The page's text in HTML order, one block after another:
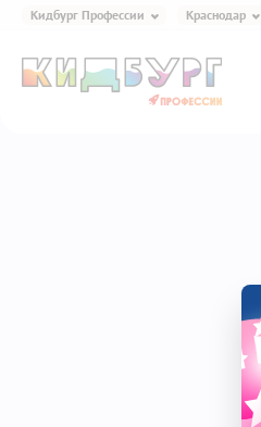
Кидбург Профессии
Кидбург Игра и Еда
Кидбург Профессии
Краснодар